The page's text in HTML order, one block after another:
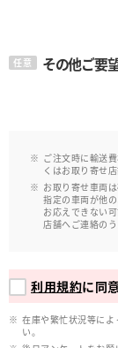
任意 その他ご要
ご注文時に輸送
くはお取り寄せ
お取り寄せ車両
指定の車両が他
お応えできない
店舗へご連絡の
利用規約に同
在庫や繁忙状況等に
い。